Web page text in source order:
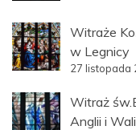
Witraże
w Legnicy
27 listopada
Witraż
Anglii i